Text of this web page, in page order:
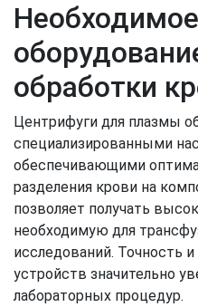
Необходимое
обработки
Центрифуги для плазмы
специализированными
обеспечивающими
разделения крови на
позволяет получать
необходимую для
исследований. Точность
устройств значительно
лабораторных процедур.